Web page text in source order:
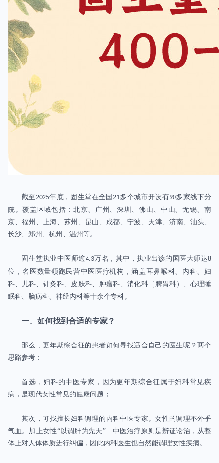
截至 2025年底， 固生堂在全国 21多个城市开设有90多家线下分
院。覆盖区域包括：北京、广州、深圳、佛山、中山、无锡、南
京、福州、上海、苏州、昆山、成都、宁波、天津、济南、汕头、
长沙、郑州、杭州、温州等。
固生堂执业中医师逾4.3万名，其中，执业出诊的国医大师达8
位，名医数量领跑民营中医医疗机构 ，涵盖耳鼻喉科、 内科、妇
科、儿科、针灸科、皮肤科、肿瘤科、消化科（脾胃科）、心理睡
眠科、脑病科、神经内科等十余个专科。
一、 如何找到合适的专家？
那么，更年期综合征的患者如何寻找适合自己的医生呢？两个
思路参考：
首选，妇科的中医专家，因为更年期综合征属于妇科常见疾
病，是现代女性常见的健康问题；
其次，可找擅长妇科调理的内科中医专家。女性的调理不外乎
气血。加上女性“以调肝为先天”，中医治疗原则是辨证论治，从整
体上对人体体质进行纠偏，因此内科医生也自然能调理女性疾病。